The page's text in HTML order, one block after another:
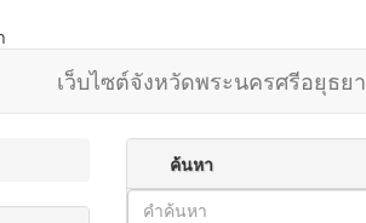
เว็บไซต์จังหวัดพระนครศรีอยุธยา
ค้นหา